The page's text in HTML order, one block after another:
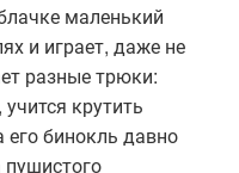
маленький
и играет, даже не
разные трюки:
крутить
бинокль давно
пушистого